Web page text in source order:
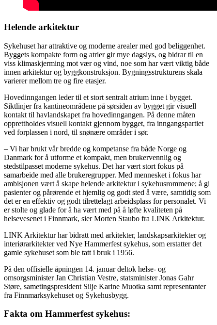
Helende arkitektur
Sykehuset har attraktive og moderne arealer med god beliggenhet.
Byggets kompakte form og atrier gir mye dagslys, og bidrar til en
viss klimaskjerming mot vær og vind, noe som har vært viktig både
innen arkitektur og byggkonstruksjon. Bygningsstrukturens skala
varierer mellom tre og fire etasjer.
Hovedinngangen leder til et stort sentralt atrium inne i bygget.
Siktlinjer fra kantineområdene på sørsiden av bygget gir visuell
kontakt til havlandskapet fra hovedinngangen. På denne måten
opprettholdes visuell kontakt gjennom bygget, fra inngangspartiet
ved forplassen i nord, til snønære områder i sør.
– Vi har brukt vår bredde og kompetanse fra både Norge og
Danmark for å utforme et kompakt, men brukervennlig og
stedstilpasset moderne sykehus. Det har vært stort fokus på
samarbeide med alle brukeregrupper. Med mennesket i fokus har
ambisjonen vært å skape helende arkitektur i sykehusrommene; å gi
pasienter og pårørende et hjemlig og godt sted å være, samtidig som
det er en effektiv og godt tilrettelagt arbeidsplass for personalet. Vi
er stolte og glade for å ha vært med på å løfte kvaliteten på
helsevesenet i Finnmark, sier Morten Staubo fra LINK Arkitektur.
LINK Arkitektur har bidratt med arkitekter, landskapsarkitekter og
interiørarkitekter ved Nye Hammerfest sykehus, som erstatter det
gamle sykehuset som ble tatt i bruk i 1956.
På den offisielle åpningen 14. januar deltok helse- og
omsorgsminister Jan Christian Vestre, statsminister Jonas Gahr
Støre, sametingspresident Silje Karine Muotka samt representanter
fra Finnmarksykehuset og Sykehusbygg.
Fakta om Hammerfest sykehus: